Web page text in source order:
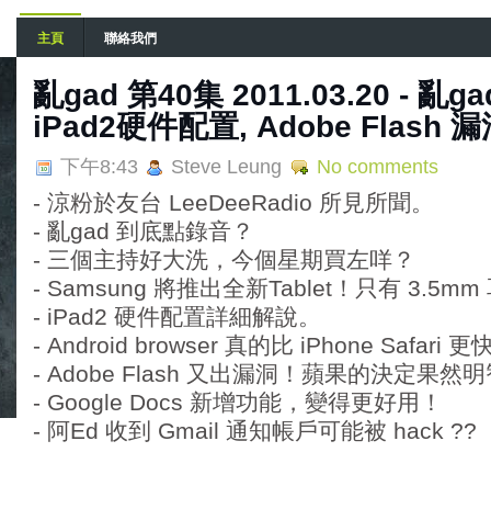
主頁 聯絡我們
亂gad 第40集 2011.03.20 - 亂
iPad2硬件配置, Adobe Flash 漏
下午8:43 Steve Leung No comments
- 涼粉於友台 LeeDeeRadio 所見所聞。
- 亂gad 到底點錄音？
- 三個主持好大洗，今個星期買左咩？
- Samsung 將推出全新Tablet！只有 3.5mm
- iPad2 硬件配置詳細解說。
- Android browser 真的比 iPhone Safari 更
- Adobe Flash 又出漏洞！蘋果的決定果然明
- Google Docs 新增功能，變得更好用！
- 阿Ed 收到 Gmail 通知帳戶可能被 hack ??